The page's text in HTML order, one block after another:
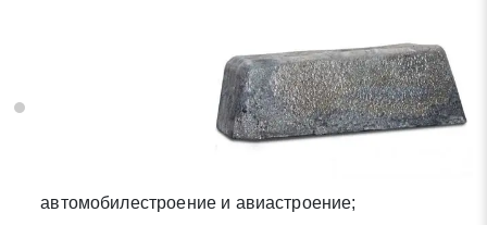
автомобилестроение и авиастроение;